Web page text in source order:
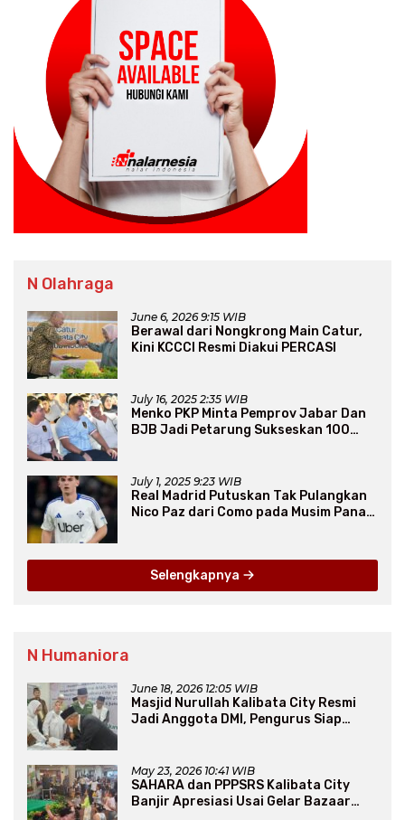
N Olahraga
June 6, 2026 9:15 WIB
Berawal dari Nongkrong Main Catur,
Kini KCCCI Resmi Diakui PERCASI
July 16, 2025 2:35 WIB
Menko PKP Minta Pemprov Jabar Dan
BJB Jadi Petarung Sukseskan 100
July 1, 2025 9:23 WIB
Real Madrid Putuskan Tak Pulangkan
Nico Paz dari Como pada Musim Panas
Selengkapnya
N Humaniora
June 18, 2026 12:05 WIB
Masjid Nurullah Kalibata City Resmi
Jadi Anggota DMI, Pengurus Siap
May 23, 2026 10:41 WIB
SAHARA dan PPPSRS Kalibata City
Banjir Apresiasi Usai Gelar Bazaar